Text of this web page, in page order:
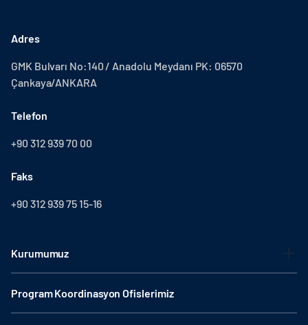
Adres
GMK Bulvarı No:140 / Anadolu Meydanı PK: 06570
Çankaya/ANKARA
Telefon
+90 312 939 70 00
Faks
+90 312 939 75 15-16
Kurumumuz
Program Koordinasyon Ofislerimiz